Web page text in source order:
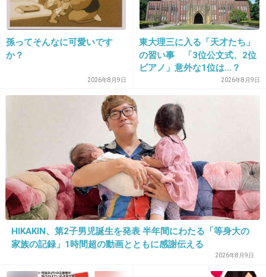
16. 匿名
かさを剥がして食べたりするのが楽しいのと、
クラッカーもばりっとしてて好き。
+199 -19
17. 匿名2013/12/31(火) 10:30:04
きのこのほうがチョコの部分が楽しめる
孫ってそんなに可愛いです
か？
2026年8月9日
東大理三に入る「天才たち」
の習い事 「3位公文式、2位
ピアノ」意外な1位は…？
「3つぐらいの習い事は当た
り前、4つ以上の家庭も多
2026年8月9日
HIKAKIN、第2子男児誕生を発表 半年間にわたる「等身大の
家族の記録」1時間超の動画とともに感謝伝える
2026年8月9日